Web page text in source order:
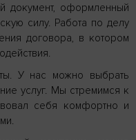
документ, оформленный
силу. Работа по делу
договора, в котором
У нас можно выбрать
услуг. Мы стремимся к
себя комфортно и